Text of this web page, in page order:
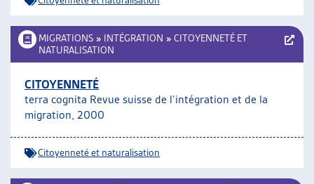
MIGRATIONS » INTÉGRATION » CITOYENNETÉ ET
NATURALISATION
CITOYENNETÉ
terra cognita Revue suisse de l’intégration et de la
migration, 2000
Citoyenneté et naturalisation